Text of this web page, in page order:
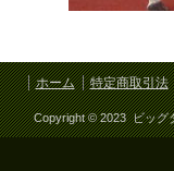
ホーム 特定商取引法
Copyright © 2023 ビッグ